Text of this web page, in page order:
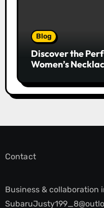
Blog
Discover the
Women’s
Contact
Business & collaboration